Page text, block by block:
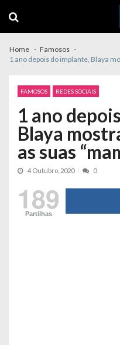
navigation
content
Home
Famosos
1 ano depois do implante, Blaya
FAMOSOS REDES SOCIAIS
1 ano
Blaya
as suas
4 Outubro, 2020 0
189
Partilhas